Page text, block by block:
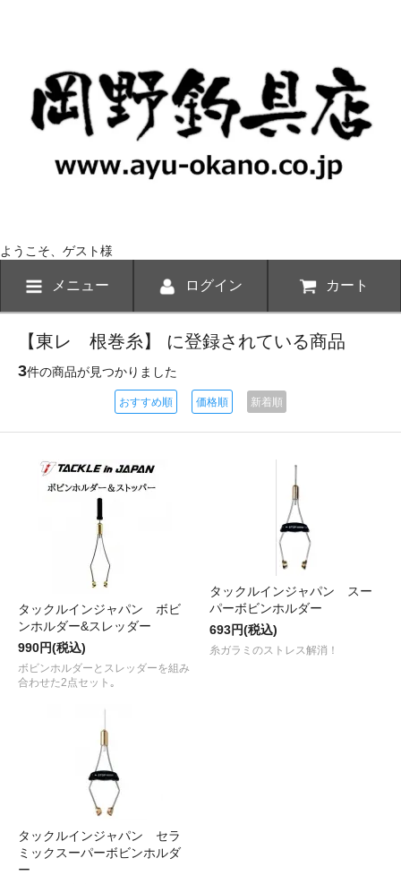
ようこそ、ゲスト様
メニュー ログイン カート
【東レ 根巻糸】 に登録されている商品
3件の商品が見つかりました
おすすめ順 価格順 新着順
タックルインジャパン ボビ
ンホルダー&スレッダー
990円(税込)
ボビンホルダーとスレッダーを組み
合わせた2点セット｡
タックルインジャパン スー
パーボビンホルダー
693円(税込)
糸ガラミのストレス解消！
タックルインジャパン セラ
ミックスーパーボビンホルダ
ー